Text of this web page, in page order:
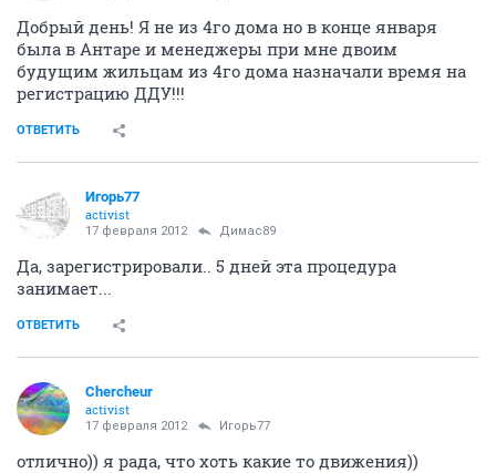
Добрый день! Я не из 4го дома но в конце января
была в Антаре и менеджеры при мне двоим
будущим жильцам из 4го дома назначали время на
регистрацию ДДУ!!!
ОТВЕТИТЬ
Игорь77
activist
17 февраля 2012 Димас89
Да, зарегистрировали.. 5 дней эта процедура
занимает...
ОТВЕТИТЬ
Сhercheur
activist
17 февраля 2012 Игорь77
отлично)) я рада, что хоть какие то движения))